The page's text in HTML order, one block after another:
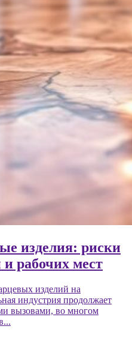
изделия: риски
и рабочих мест
изделий на
индустрия продолжает
вызовами, во многом